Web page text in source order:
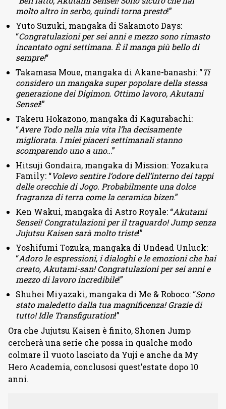
molto altro in serbo, quindi torna presto!”
Yuto Suzuki, mangaka di Sakamoto Days:
“Congratulazioni per sei anni e mezzo sono rimasto
incantato ogni settimana. È il manga più bello di
sempre!“
Takamasa Moue, mangaka di Akane-banashi: “Ti
considero un mangaka super popolare della stessa
generazione dei Digimon. Ottimo lavoro, Akutami
Sensei!”
Takeru Hokazono, mangaka di Kagurabachi:
“Avere Todo nella mia vita l’ha decisamente
migliorata. I miei piaceri settimanali stanno
scomparendo uno a uno…”
Hitsuji Gondaira, mangaka di Mission: Yozakura
Family: “Volevo sentire l’odore dell’interno dei tappi
delle orecchie di Jogo. Probabilmente una dolce
fragranza di terra come la ceramica bizen.”
Ken Wakui, mangaka di Astro Royale: “Akutami
Sensei! Congratulazioni per il traguardo! Jump senza
Jujutsu Kaisen sarà molto triste!”
Yoshifumi Tozuka, mangaka di Undead Unluck:
“Adoro le espressioni, i dialoghi e le emozioni che hai
creato, Akutami-san! Congratulazioni per sei anni e
mezzo di lavoro incredibile!”
Shuhei Miyazaki, mangaka di Me & Roboco: “Sono
stato maledetto dalla tua magnificenza! Grazie di
tutto! Idle Transfiguration!”
Ora che Jujutsu Kaisen è finito, Shonen Jump
cercherà una serie che possa in qualche modo
colmare il vuoto lasciato da Yuji e anche da My
Hero Academia, conclusosi quest’estate dopo 10
anni.